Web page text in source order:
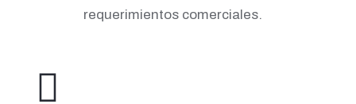
requerimientos comerciales.